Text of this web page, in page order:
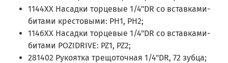
1144XX Насадки торцевые 1/4"DR со вставками-
битами крестовыми: PH1, PH2;
1146XX Насадки торцевые 1/4"DR со вставками-
битами POZIDRIVE: PZ1, PZ2;
281402 Рукоятка трещоточная 1/4"DR, 72 зубца;